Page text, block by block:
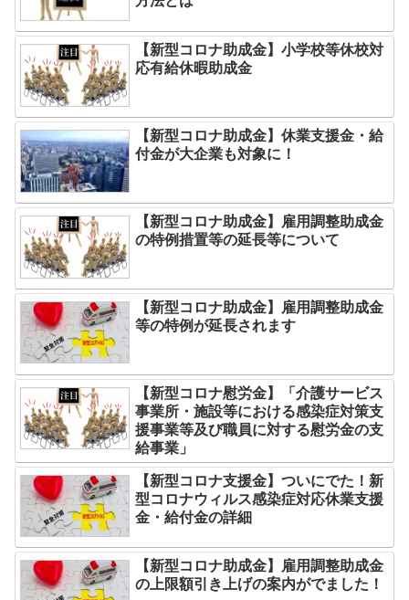
【新型コロナ助成金】小学校等休校対
応有給休暇助成金
【新型コロナ助成金】休業支援金・給
付金が大企業も対象に！
【新型コロナ助成金】雇用調整助成金
の特例措置等の延長等について
【新型コロナ助成金】雇用調整助成金
等の特例が延長されます
【新型コロナ慰労金】「介護サービス
事業所・施設等における感染症対策支
援事業等及び職員に対する慰労金の支
給事業」
【新型コロナ支援金】ついにでた！新
型コロナウィルス感染症対応休業支援
金・給付金の詳細
【新型コロナ助成金】雇用調整助成金
の上限額引き上げの案内がでました！